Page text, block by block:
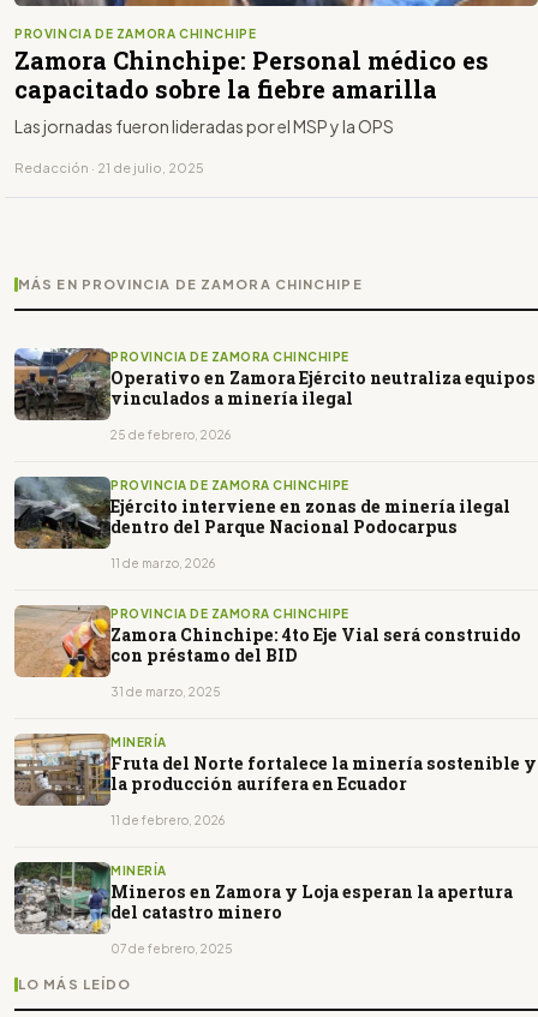
PROVINCIA DE ZAMORA CHINCHIPE
Zamora Chinchipe: Personal médico es
capacitado sobre la fiebre amarilla
Las jornadas fueron lideradas por el MSP y la OPS
Redacción · 21 de julio, 2025
MÁS EN PROVINCIA DE ZAMORA CHINCHIPE
PROVINCIA DE ZAMORA CHINCHIPE
Operativo en Zamora Ejército neutraliza equipos
vinculados a minería ilegal
25 de febrero, 2026
PROVINCIA DE ZAMORA CHINCHIPE
Ejército interviene en zonas de minería ilegal
dentro del Parque Nacional Podocarpus
11 de marzo, 2026
PROVINCIA DE ZAMORA CHINCHIPE
Zamora Chinchipe: 4to Eje Vial será construido
con préstamo del BID
31 de marzo, 2025
MINERÍA
Fruta del Norte fortalece la minería sostenible y
la producción aurífera en Ecuador
11 de febrero, 2026
MINERÍA
Mineros en Zamora y Loja esperan la apertura
del catastro minero
07 de febrero, 2025
LO MÁS LEÍDO